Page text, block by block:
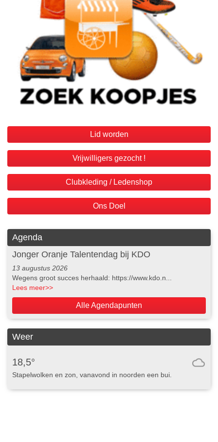
Lid worden
Vrijwilligers gezocht !
Clubkleding / Ledenshop
Ons Doel
Agenda
Jonger Oranje Talentendag bij KDO
13 augustus 2026
Wegens groot succes herhaald: https://www.kdo.n...
Lees meer>>
Alle Agendapunten
Weer
18,5°
Stapelwolken en zon, vanavond in noorden een bui